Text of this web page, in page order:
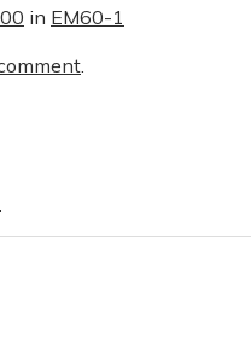
in EM60-1